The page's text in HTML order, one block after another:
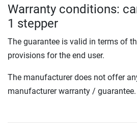
Warranty conditions:
1 stepper
The guarantee is valid in terms of
provisions for the end user.
The manufacturer does not offer
manufacturer warranty / guarantee.